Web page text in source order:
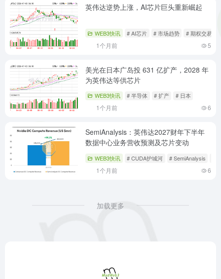
英伟达逆势上涨，AI芯片巨头重新崛起
WEB3快讯 # AI芯片 # 市场趋势 # 期权交易
1个月前 5
美光在日本广岛投 631 亿扩产，2028 年
为英伟达等供芯片
WEB3快讯 # 半导体 # 扩产 # 日本
1个月前 6
SemiAnalysis：英伟达2027财年下半年
数据中心业务营收预测及芯片变动
WEB3快讯 # CUDA护城河 # SemiAnalysis
1个月前 6
加载更多